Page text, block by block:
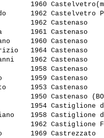
1960
1962
1962
1961
1960
1964
1962
1958
1959
1953
1950
1954
1958
1962 Castiglione
1969